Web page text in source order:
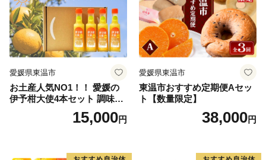
愛媛県東温市
お土産人気NO1！！ 愛媛の
伊予柑大使4本セット 調味料
ドレッシング サラダ いよか
ん 愛媛産 カルパッチョ
15,000円
愛媛県東温市
東温市おすすめ定期便Aセッ
ト【数量限定】
38,000円